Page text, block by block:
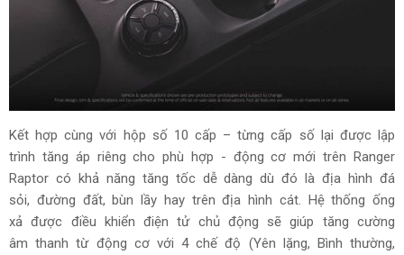
Kết hợp cùng với hộp số 10 cấp – từng cấp số lại được lập
trình tăng áp riêng cho phù hợp - động cơ mới trên Ranger
Raptor có khả năng tăng tốc dễ dàng dù đó là địa hình đá
sỏi, đường đất, bùn lầy hay trên địa hình cát. Hệ thống ống
xả được điều khiển điện tử chủ động sẽ giúp tăng cường
âm thanh từ động cơ với 4 chế độ (Yên lặng, Bình thường,